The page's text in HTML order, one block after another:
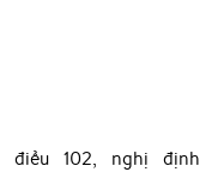
102, nghị định